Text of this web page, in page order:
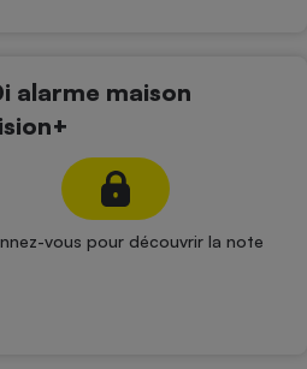
alarme maison
vous pour découvrir la note